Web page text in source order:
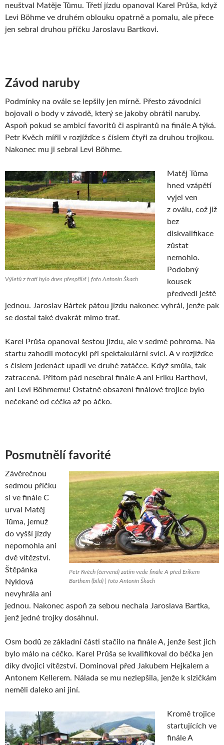
neuštval Matěje Tůmu. Třetí jízdu opanoval Karel Průša, když
Levi Böhme ve druhém oblouku opatrně a pomalu, ale přece
jen sebral druhou příčku Jaroslavu Bartkovi.
Závod naruby
Podmínky na ovále se lepšily jen mírně. Přesto závodníci
bojovali o body v závodě, který se jakoby obrátil naruby.
Aspoň pokud se ambicí favoritů či aspirantů na finále A týká.
Petr Kvěch mířil v rozjížďce s číslem čtyři za druhou trojkou.
Nakonec mu ji sebral Levi Böhme.
Výletů z trati bylo dnes přespříliš | foto Antonín Škach
Matěj Tůma
hned vzápětí
vyjel ven
z oválu, což již
bez
diskvalifikace
zůstat
nemohlo.
Podobný
kousek
předvedl ještě
jednou. Jaroslav Bártek pátou jízdu nakonec vyhrál, jenže pak
se dostal také dvakrát mimo trať.
Karel Průša opanoval šestou jízdu, ale v sedmé pohroma. Na
startu zahodil motocykl při spektakulární svíci. A v rozjížďce
s číslem jedenáct upadl ve druhé zatáčce. Když smůla, tak
zatracená. Přitom pád nesebral finále A ani Eriku Barthovi,
ani Levi Böhmemu! Ostatně obsazení finálové trojice bylo
nečekané od céčka až po áčko.
Posmutnělí favorité
Petr Kvěch (červená) zatím vede finále A před Erikem
Barthem (bílá) | foto Antonín Škach
Závěrečnou
sedmou příčku
si ve finále C
urval Matěj
Tůma, jemuž
do vyšší jízdy
nepomohla ani
dvě vítězství.
Štěpánka
Nyklová
nevyhrála ani
jednou. Nakonec aspoň za sebou nechala Jaroslava Bartka,
jenž jedné trojky dosáhnul.
Osm bodů ze základní části stačilo na finále A, jenže šest jich
bylo málo na céčko. Karel Průša se kvalifikoval do béčka jen
díky dvojici vítězství. Dominoval před Jakubem Hejkalem a
Antonem Kellerem. Nálada se mu nezlepšila, jenže k slzičkám
neměli daleko ani jiní.
Kromě trojice
startujících ve
finále A